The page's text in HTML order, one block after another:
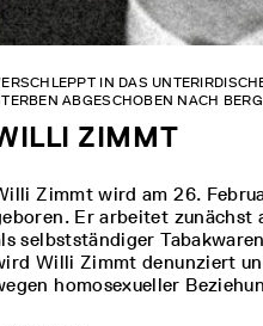
ZIMMT
IN DAS
ABGESCHOBEN NACH
Zimmt wird am 26.
Er arbeitet zunächst
selbstständiger
Willi Zimmt denunziert
homosexueller